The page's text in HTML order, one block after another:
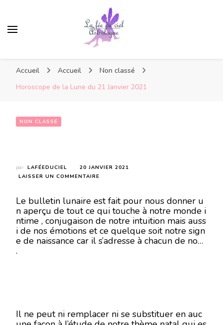
Accueil Accueil
Non classé
Horoscope de la Lune du 21 Janvier 2021
NON CLASSÉ
par LAFÉEDUCIEL
20 JANVIER 2021
LAISSER UN COMMENTAIRE
LA
LUNE
DU
21
JANVIER
Le bulletin lunaire est fait pour nous donner u
n aperçu de tout ce qui touche à notre monde i
ntime , conjugaison de notre intuition mais auss
i de nos émotions et ce quelque soit notre sign
e de naissance car il s’adresse à chacun de nous
.
Il ne peut ni remplacer ni se substituer en auc